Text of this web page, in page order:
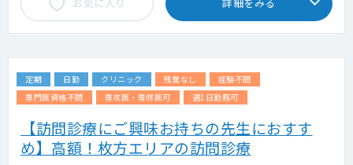
定期 日勤 クリニック 残業なし
経験不問
専門医資格不問
専攻医・専修医可 週1日勤務可
【訪問診療にご興味お持ちの先生におすす
め】高額！枚方エリアの訪問診療